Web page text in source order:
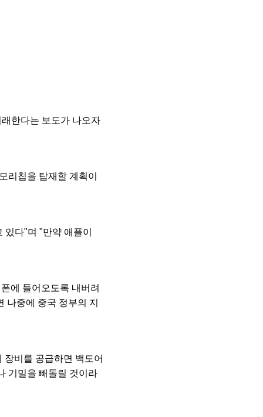
한다는 보도가 나오자
리칩을 탑재할 계획이
다"며 "만약 애플이
에 들어오도록 내버려
나중에 중국 정부의 지
비를 공급하면 백도어
기밀을 빼돌릴 것이라